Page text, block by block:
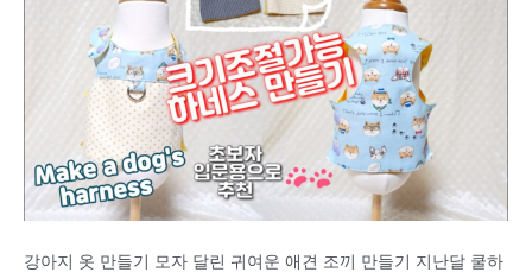
강아지 옷 만들기 모자 달린 귀여운 애견 조끼 만들기 지난달 쿨하